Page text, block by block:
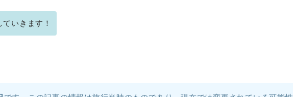
いきます！